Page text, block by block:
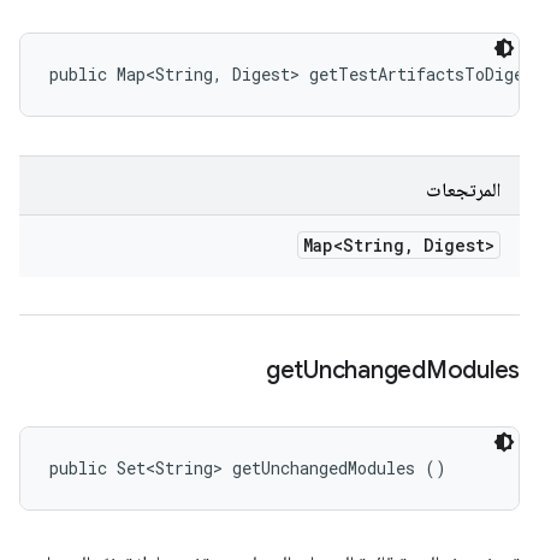
public Map<String, Digest>
المرتجعات
Map<String , Digest>
getUnchangedModules
public Set<String> getUnchangedModules ()